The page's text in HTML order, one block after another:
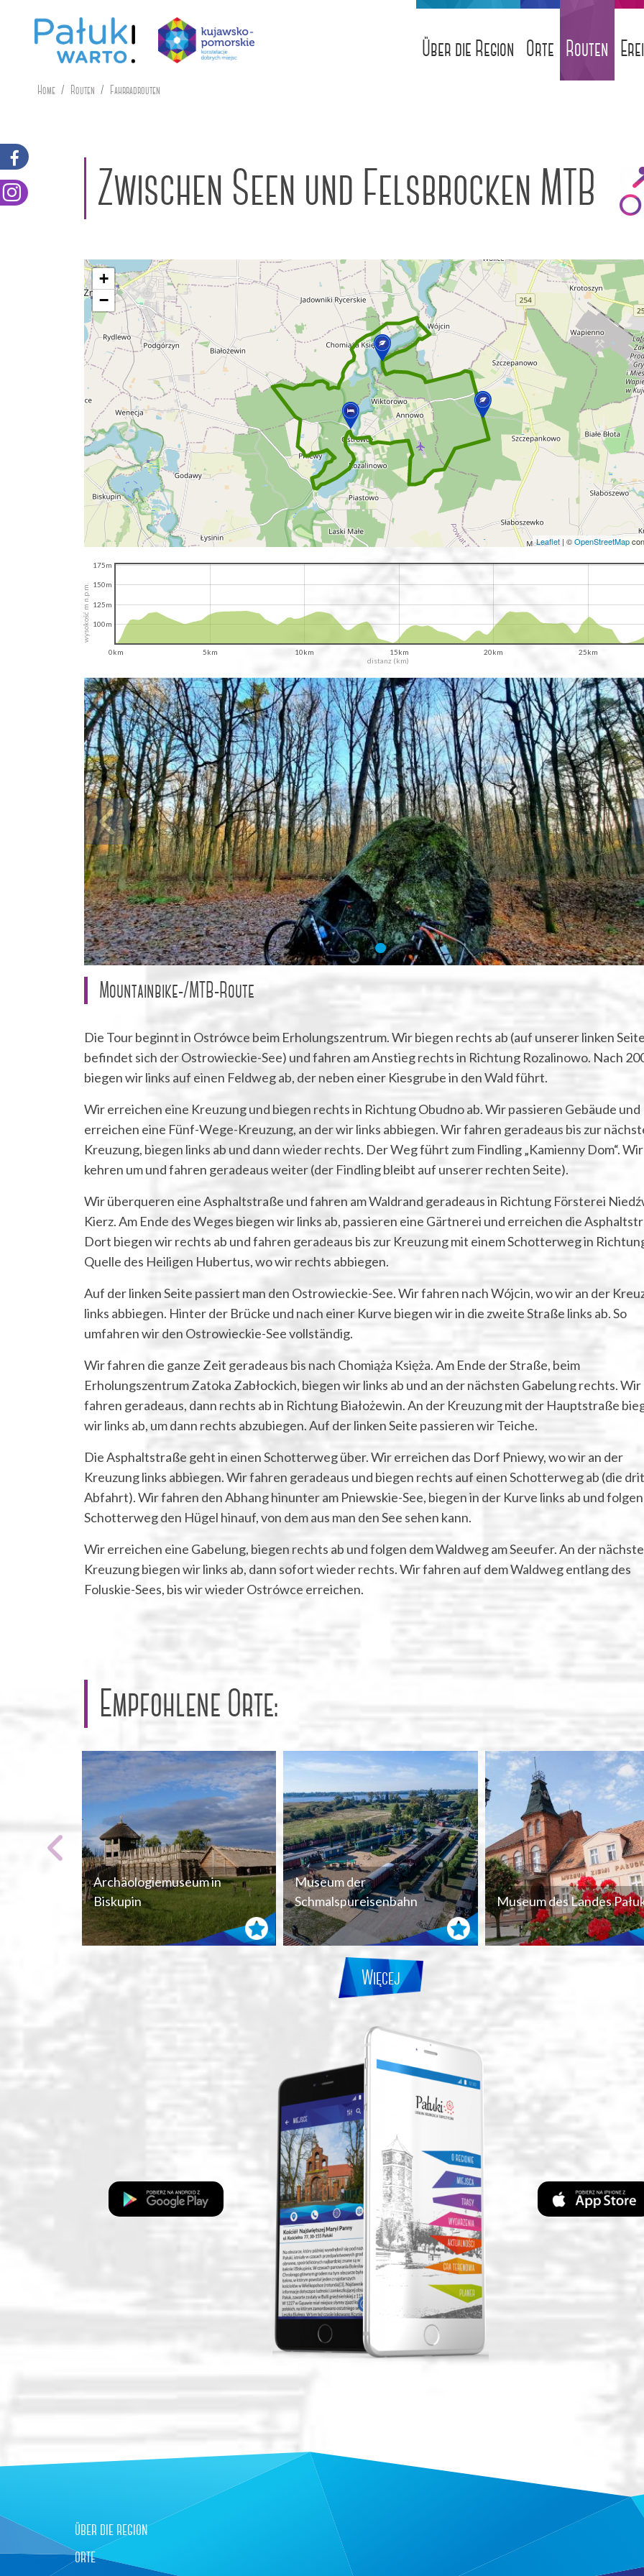
Über die Region Orte Routen
Home Routen Fahrradrouten
Zwischen Seen und Felsbrocken MTB
+
−
Leaflet | ©OpenStreetMap
distanz (km)
wysokość m n.p.m.
0km 5km 10km 15km 20km 25km
100m
125m
150m
175m
Mountainbike-/MTB-Route
Die Tour beginnt in Ostrówce beim Erholungszentrum. Wir biegen rechts ab (auf unserer linken Seite
befindet sich der Ostrowieckie-See) und fahren am Anstieg rechts in Richtung Rozalinowo. Nach
biegen wir links auf einen Feldweg ab, der neben einer Kiesgrube in den Wald führt.
Wir erreichen eine Kreuzung und biegen rechts in Richtung Obudno ab. Wir passieren Gebäude und
erreichen eine Fünf-Wege-Kreuzung, an der wir links abbiegen. Wir fahren geradeaus bis zur
Kreuzung, biegen links ab und dann wieder rechts. Der Weg führt zum Findling „Kamienny Dom“. Wir
kehren um und fahren geradeaus weiter (der Findling bleibt auf unserer rechten Seite).
Wir überqueren eine Asphaltstraße und fahren am Waldrand geradeaus in Richtung Försterei
Kierz. Am Ende des Weges biegen wir links ab, passieren eine Gärtnerei und erreichen die
Dort biegen wir rechts ab und fahren geradeaus bis zur Kreuzung mit einem Schotterweg in
Quelle des Heiligen Hubertus, wo wir rechts abbiegen.
Auf der linken Seite passiert man den Ostrowieckie-See. Wir fahren nach Wójcin, wo wir an der
links abbiegen. Hinter der Brücke und nach einer Kurve biegen wir in die zweite Straße links ab. So
umfahren wir den Ostrowieckie-See vollständig.
Wir fahren die ganze Zeit geradeaus bis nach Chomiąża Księża. Am Ende der Straße, beim
Erholungszentrum Zatoka Zabłockich, biegen wir links ab und an der nächsten Gabelung rechts. Wir
fahren geradeaus, dann rechts ab in Richtung Białożewin. An der Kreuzung mit der Hauptstraße
wir links ab, um dann rechts abzubiegen. Auf der linken Seite passieren wir Teiche.
Die Asphaltstraße geht in einen Schotterweg über. Wir erreichen das Dorf Pniewy, wo wir an der
Kreuzung links abbiegen. Wir fahren geradeaus und biegen rechts auf einen Schotterweg ab (die
Abfahrt). Wir fahren den Abhang hinunter am Pniewskie-See, biegen in der Kurve links ab und
Schotterweg den Hügel hinauf, von dem aus man den See sehen kann.
Wir erreichen eine Gabelung, biegen rechts ab und folgen dem Waldweg am Seeufer. An der
Kreuzung biegen wir links ab, dann sofort wieder rechts. Wir fahren auf dem Waldweg entlang des
Foluskie-Sees, bis wir wieder Ostrówce erreichen.
Empfohlene Orte:
Archäologiemuseum in
Biskupin
Museum der
Schmalspureisenbahn
Museum des Landes
Więcej
über die region
orte